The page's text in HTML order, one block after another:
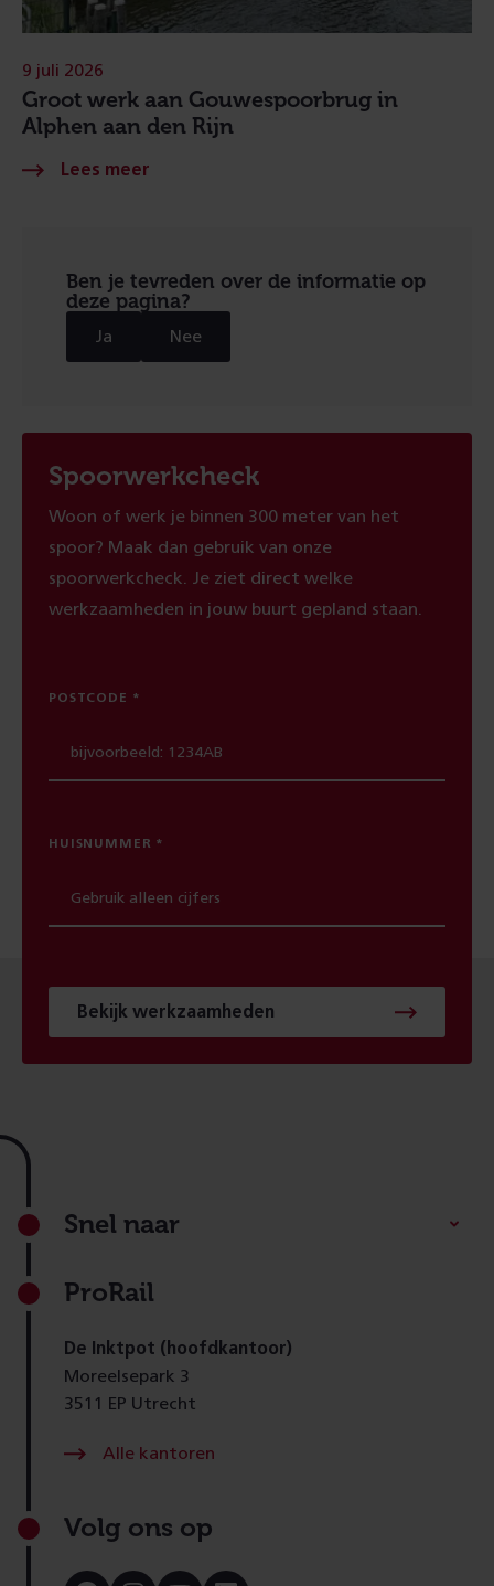
Groot werk aan Gouwespoorbrug in
Alphen aan den Rijn
9 juli 2026
Ben je tevreden over de informatie op
deze pagina?
Ja Nee
Spoorwerkcheck
Woon of werk je binnen 300 meter van het
spoor? Maak dan gebruik van onze
spoorwerkcheck. Je ziet direct welke
werkzaamheden in jouw buurt gepland staan.
POSTCODE
HUISNUMMER
Bekijk werkzaamheden
Footer
Snel naar
ProRail
De Inktpot (hoofdkantoor)
Moreelsepark 3
3511 EP Utrecht
Alle kantoren
Volg ons op